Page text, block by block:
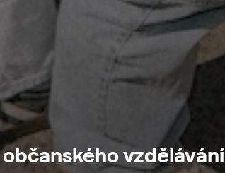
občanského vzdělávání